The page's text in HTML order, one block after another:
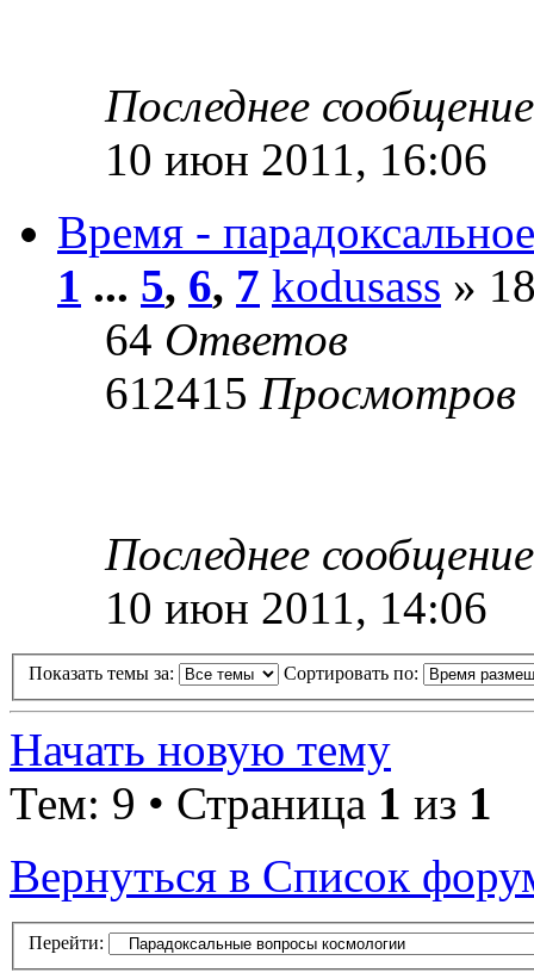
Последнее
10 июн 2011, 16:06
Время -
1 ... 5, 6, 7 kodusass »
64 Ответов
612415 Просмотров
Последнее
10 июн 2011, 14:06
Показать темы за: Сортировать по:
Начать новую тему
Тем: 9 • Страница 1 из 1
Вернуться в Список
Перейти: